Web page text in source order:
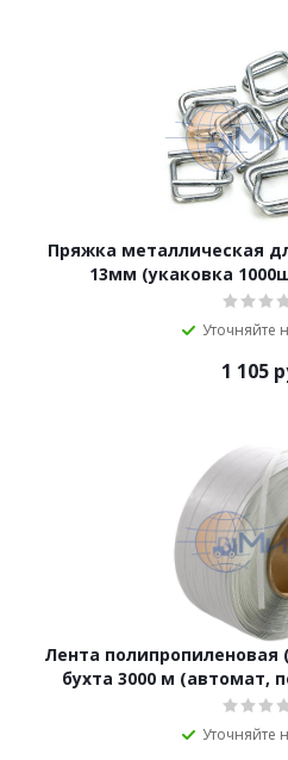
Пряжка металлическая
13мм (укаковка
Уточняйте
1 105
Лента полипропиленовая
бухта 3000 м (автомат,
Уточняйте